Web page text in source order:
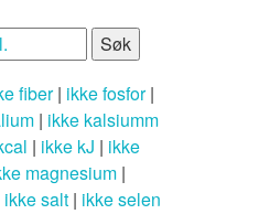
fiber| ikke fosfor|
| ikke kalsiumm
| ikke kJ | ikke
magnesium |
ikke salt | ikke selen